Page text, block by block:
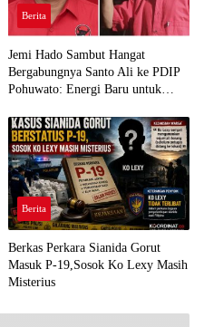
Berita
Jemi Hado Sambut Hangat
Bergabungnya Santo Ali ke PDIP
Pohuwato: Energi Baru untuk
Berita
Berkas Perkara Sianida Gorut
Masuk P-19,Sosok Ko Lexy Masih
Misterius